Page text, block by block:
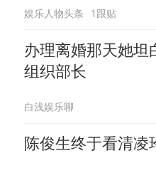
娱乐人物头条 1跟贴
办理离婚那天她
组织部长
白浅娱乐聊
陈俊生终于看清凌